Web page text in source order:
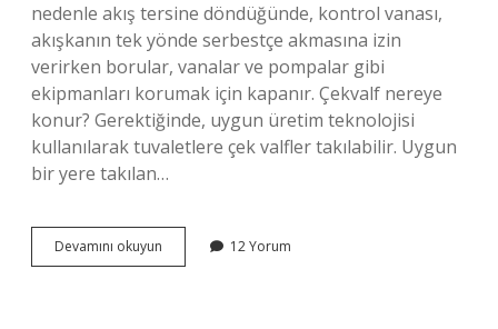
nedenle akış tersine döndüğünde, kontrol vanası,
akışkanın tek yönde serbestçe akmasına izin
verirken borular, vanalar ve pompalar gibi
ekipmanları korumak için kapanır. Çekvalf nereye
konur? Gerektiğinde, uygun üretim teknolojisi
kullanılarak tuvaletlere çek valfler takılabilir. Uygun
bir yere takılan…
Devamını okuyun
Çekvalf
12 Yorum